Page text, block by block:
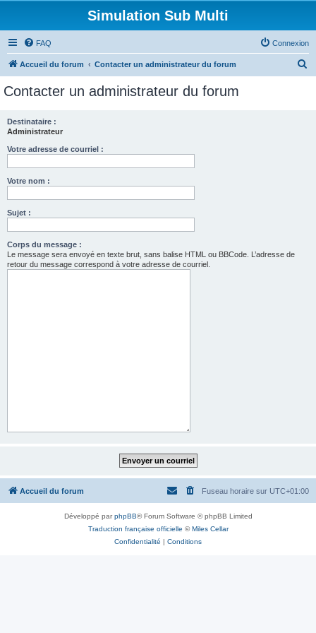
Simulation Sub Multi
FAQ Connexion
Accueil du forum Contacter un administrateur du forum
Contacter un administrateur du forum
Destinataire :
Administrateur
Votre adresse de courriel :
Votre nom :
Sujet :
Corps du message :
Le message sera envoyé en texte brut, sans balise HTML ou BBCode. L’adresse de
retour du message correspond à votre adresse de courriel.
Accueil du forum Fuseau horaire sur UTC+01:00
Développé parphpBB® Forum Software © phpBB Limited
Traduction française officielle ©Miles Cellar
Confidentialité | Conditions